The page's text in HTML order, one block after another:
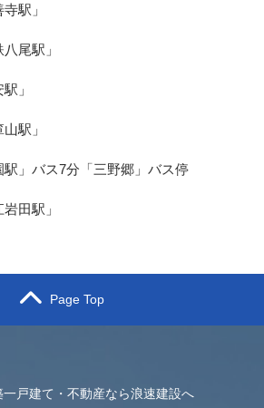
駅」
尾駅」
」
駅」
」バス7分「三野郷」バス停
田駅」
Page Top
一戸建て・不動産なら浪速建設へ